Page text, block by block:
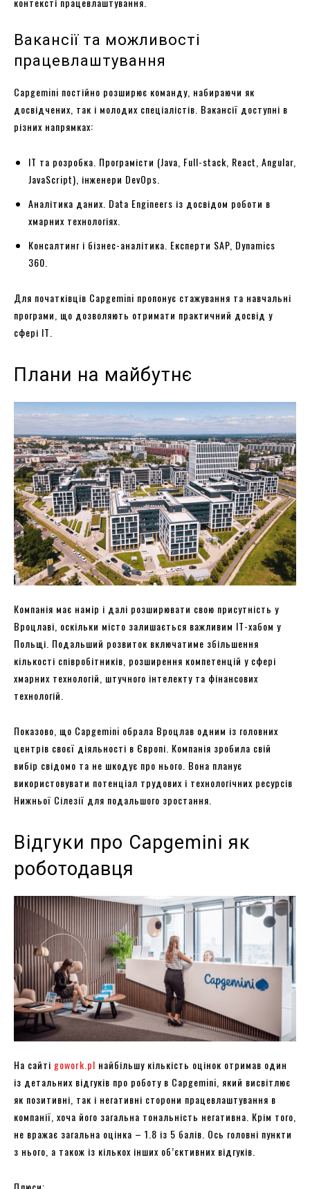
Вакансії та можливості
працевлаштування
Capgemini постійно розширює команду, набираючи як
досвідчених, так і молодих спеціалістів. Вакансії доступні в
різних напрямках:
IT та розробка. Програмісти (Java, Full-stack, React, Angular,
JavaScript), інженери DevOps.
Аналітика даних. Data Engineers із досвідом роботи в
хмарних технологіях.
Консалтинг і бізнес-аналітика. Експерти SAP, Dynamics
360.
Для початківців Capgemini пропонує стажування та навчальні
програми, що дозволяють отримати практичний досвід у
сфері ІТ.
Плани на майбутнє
Компанія має намір і далі розширювати свою присутність у
Вроцлаві, оскільки місто залишається важливим ІТ-хабом у
Польщі. Подальший розвиток включатиме збільшення
кількості співробітників, розширення компетенцій у сфері
хмарних технологій, штучного інтелекту та фінансових
технологій.
Показово, що Capgemini обрала Вроцлав одним із головних
центрів своєї діяльності в Європі. Компанія зробила свій
вибір свідомо та не шкодує про нього. Вона планує
використовувати потенціал трудових і технологічних ресурсів
Нижньої Сілезії для подальшого зростання.
Відгуки про Capgemini як
роботодавця
На сайті gowork.pl найбільшу кількість оцінок отримав один
із детальних відгуків про роботу в Capgemini, який висвітлює
як позитивні, так і негативні сторони працевлаштування в
компанії, хоча його загальна тональність негативна. Крім того,
не вражає загальна оцінка – 1.8 із 5 балів. Ось головні пункти
з нього, а також із кількох інших об’єктивних відгуків.